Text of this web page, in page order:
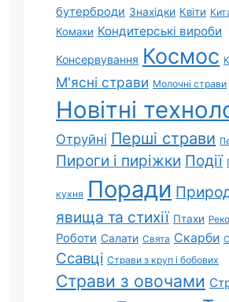
бутерброди Знахідки Квіти
Комахи Кондитерські вироби
Консервування Космос
М'ясні страви Молочні страви
Новітні
Отруйні Перші страви
Пироги і пиріжки Події
кухня Поради
явища та стихії Птахи
Роботи Салати Свята Скарби
Ссавці Страви з круп і бобових
Страви з овочами